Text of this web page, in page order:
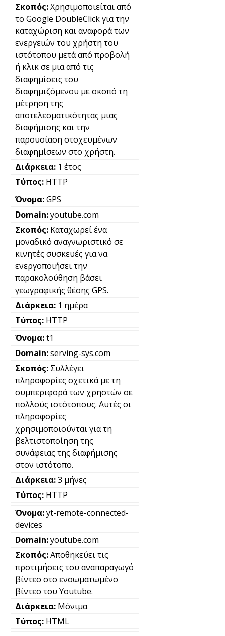
Χρησιμοποιείται από
το Google DoubleClick για την
καταχώριση και αναφορά των
ενεργειών του χρήστη του
ιστότοπου μετά από προβολή
ή κλικ σε μια από τις
διαφημίσεις του
διαφημιζόμενου με σκοπό τη
μέτρηση της
αποτελεσματικότητας μιας
διαφήμισης και την
παρουσίαση στοχευμένων
διαφημίσεων στο χρήστη.
1 έτος
HTTP
GPS
youtube.com
Καταχωρεί ένα
μοναδικό αναγνωριστικό σε
κινητές συσκευές για να
ενεργοποιήσει την
παρακολούθηση βάσει
γεωγραφικής θέσης GPS.
1 ημέρα
HTTP
t1
serving-sys.com
Συλλέγει
πληροφορίες σχετικά με τη
συμπεριφορά των χρηστών σε
πολλούς ιστότοπους. Αυτές οι
πληροφορίες
χρησιμοποιούνται για τη
βελτιστοποίηση της
συνάφειας της διαφήμισης
στον ιστότοπο.
3 μήνες
HTTP
yt-remote-connected-
devices
youtube.com
Αποθηκεύει τις
προτιμήσεις του αναπαραγωγό
βίντεο στο ενσωματωμένο
βίντεο του Youtube.
Μόνιμα
HTML